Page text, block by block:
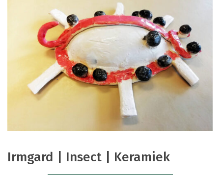
Irmgard | Insect | Keramiek